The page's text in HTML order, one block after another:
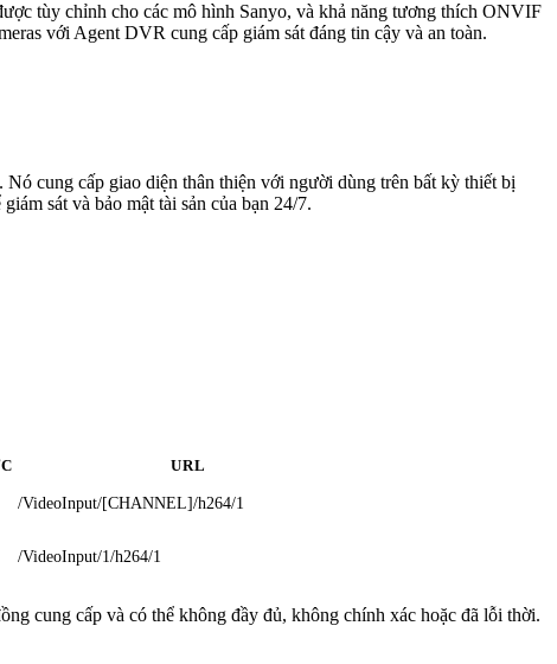
tùy chỉnh cho các mô hình Sanyo, và khả năng tương thích ONVIF
với Agent DVR cung cấp giám sát đáng tin cậy và an toàn.
cung cấp giao diện thân thiện với người dùng trên bất kỳ thiết bị
sát và bảo mật tài sản của bạn 24/7.
URL
/VideoInput/[CHANNEL]/h264/1
/VideoInput/1/h264/1
cung cấp và có thể không đầy đủ, không chính xác hoặc đã lỗi thời.